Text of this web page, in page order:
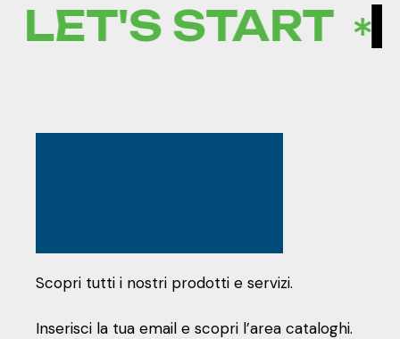
START
Scopri tutti i nostri prodotti e servizi.
Inserisci la tua email e scopri l’area cataloghi.